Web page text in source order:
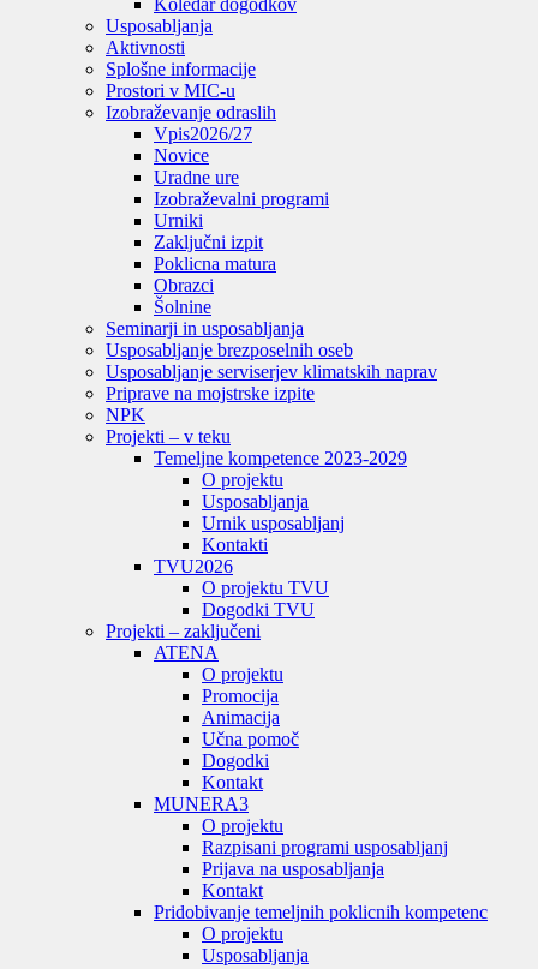
Koledar dogodkov
Usposabljanja
Aktivnosti
Splošne informacije
Prostori v MIC-u
Izobraževanje odraslih
Vpis2026/27
Novice
Uradne ure
Izobraževalni programi
Urniki
Zaključni izpit
Poklicna matura
Obrazci
Šolnine
Seminarji in usposabljanja
Usposabljanje brezposelnih oseb
Usposabljanje serviserjev klimatskih naprav
Priprave na mojstrske izpite
NPK
Projekti – v teku
Temeljne kompetence 2023-2029
O projektu
Usposabljanja
Urnik usposabljanj
Kontakti
TVU2026
O projektu TVU
Dogodki TVU
Projekti – zaključeni
ATENA
O projektu
Promocija
Animacija
Učna pomoč
Dogodki
Kontakt
MUNERA3
O projektu
Razpisani programi usposabljanj
Prijava na usposabljanja
Kontakt
Pridobivanje temeljnih poklicnih kompetenc
O projektu
Usposabljanja